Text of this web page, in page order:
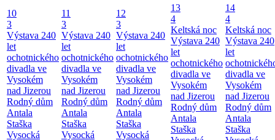
10
3
Výstava 240
let
ochotnického
divadla ve
Vysokém
nad Jizerou
Rodný dům
Antala
Staška
Vysocká
11
3
Výstava 240
let
ochotnického
divadla ve
Vysokém
nad Jizerou
Rodný dům
Antala
Staška
Vysocká
12
3
Výstava 240
let
ochotnického
divadla ve
Vysokém
nad Jizerou
Rodný dům
Antala
Staška
Vysocká
13
4
Keltská noc
Výstava 240
let
ochotnického
divadla ve
Vysokém
nad Jizerou
Rodný dům
Antala
Staška
14
4
Keltská noc
Výstava 240
let
divadla ve
Vysokém
nad Jizerou
Rodný dům
Antala
Staška